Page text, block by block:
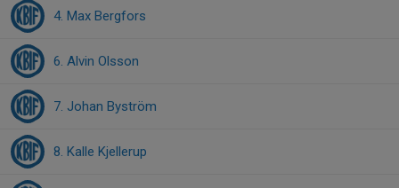
4. Max Bergfors
6. Alvin Olsson
7. Johan Byström
8. Kalle Kjellerup